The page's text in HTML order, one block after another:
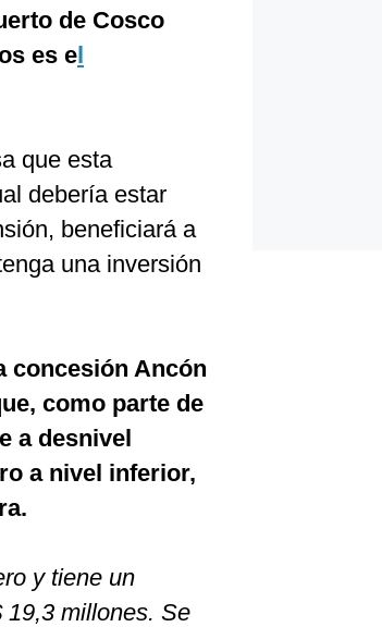
de Cosco
es el
que esta
debería estar
beneficiará a
una inversión
concesión Ancón
como parte de
a desnivel
a nivel inferior,
y tiene un
millones. Se